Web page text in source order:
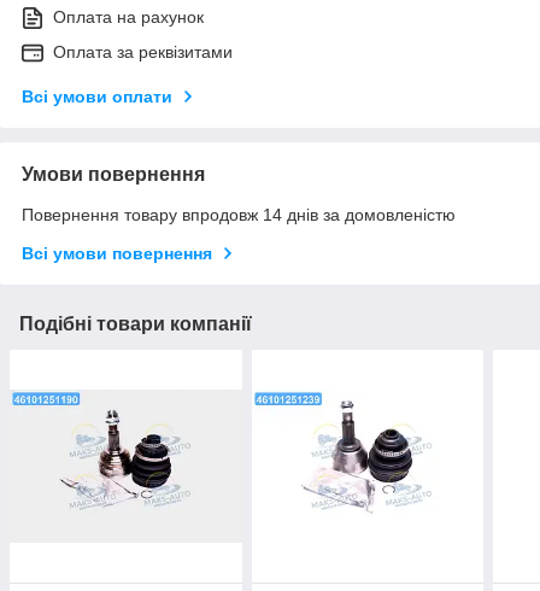
Оплата на рахунок
Оплата за реквізитами
Всі умови оплати
Умови повернення
Повернення товару впродовж 14 днів за домовленістю
Всі умови повернення
Подібні товари компанії